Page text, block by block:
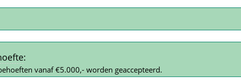
:
vanaf €5.000,- worden geaccepteerd.